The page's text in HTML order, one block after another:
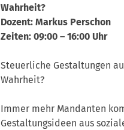
Wahrheit?
Dozent: Markus Perschon
Zeiten: 09:00 – 16:00 Uhr
Steuerliche Gestaltungen
Wahrheit?
Immer mehr Mandanten
Gestaltungsideen aus